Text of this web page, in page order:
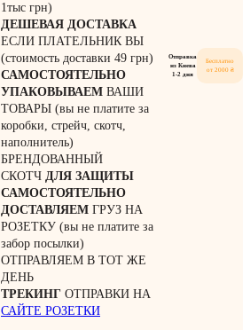
1тыс грн)
ДЕШЕВАЯ ДОСТАВКА
ЕСЛИ ПЛАТЕЛЬНИК ВЫ
(стоимость доставки 49 грн)
САМОСТОЯТЕЛЬНО
УПАКОВЫВАЕМ ВАШИ
ТОВАРЫ (вы не платите за
коробки, стрейч, скотч,
наполнитель)
БРЕНДОВАННЫЙ
СКОТЧ ДЛЯ ЗАЩИТЫ
САМОСТОЯТЕЛЬНО
ДОСТАВЛЯЕМ ГРУЗ НА
РОЗЕТКУ (вы не платите за
забор посылки)
ОТПРАВЛЯЕМ В ТОТ ЖЕ
ДЕНЬ
ТРЕКИНГ ОТПРАВКИ НА
САЙТЕ РОЗЕТКИ
Отправка
из Киева
1-2 дня
Бесплатно
от 2000 ₴